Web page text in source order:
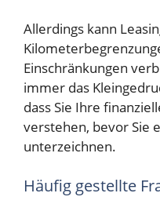
Allerdings kann
Einschränkungen
immer das
dass Sie Ihre
verstehen, bevor Sie
unterzeichnen.
Häufig gestellte